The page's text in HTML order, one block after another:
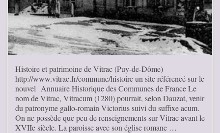
Histoire et patrimoine de Vitrac (Puy-de-Dôme)
http://www.vitrac.fr/commune/histoire un site référencé sur le
nouvel Annuaire Historique des Communes de France Le
nom de Vitrac, Vitracum (1280) pourrait, selon Dauzat, venir
du patronyme gallo-romain Victorius suivi du suffixe acum.
On ne possède que peu de renseignements sur Vitrac avant le
XVIIe siècle. La paroisse avec son église romane …